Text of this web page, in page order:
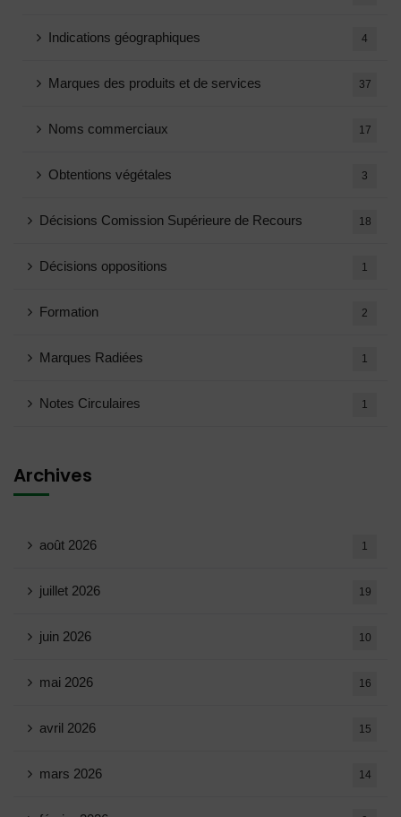
Indications géographiques 4
Marques des produits et de services 37
Noms commerciaux 17
Obtentions végétales 3
Décisions Comission Supérieure de Recours 18
Décisions oppositions 1
Formation 2
Marques Radiées 1
Notes Circulaires 1
Archives
août 2026 1
juillet 2026 19
juin 2026 10
mai 2026 16
avril 2026 15
mars 2026 14